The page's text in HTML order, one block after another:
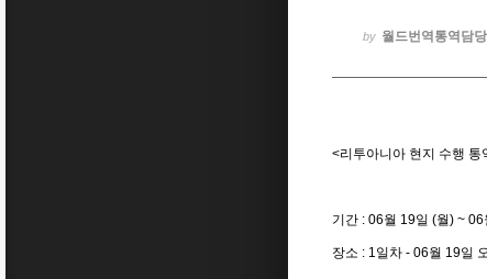
by 월드번역통역담당
<리투아니아 현지 수행 통
기간 : 06월 19일 (월) ~
장소 : 1일차 - 06월 19일
Sketchbook5, 스케치북5